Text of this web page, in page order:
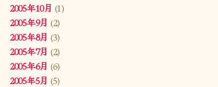
2005年10月 (1)
2005年9月 (2)
2005年8月 (3)
2005年7月 (2)
2005年6月 (6)
2005年5月 (5)